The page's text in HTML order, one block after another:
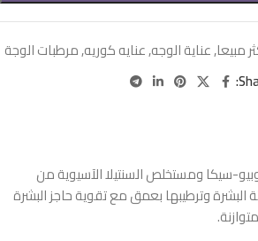
مبيعا,عناية الوجه,عنايه كوريه,مرطبات الوجة
سيكا ومستخلص السنتيلا الآسيوية من
وترطيبها بعمق مع تقوية حاجز البشرة